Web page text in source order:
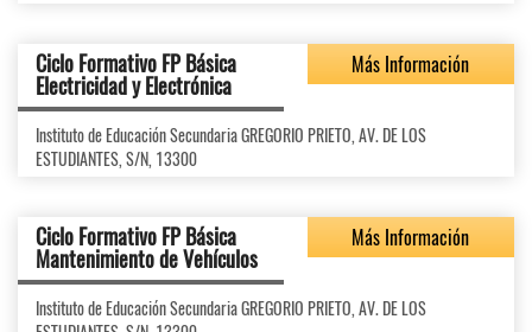
Ciclo Formativo FP Básica
Electricidad y Electrónica
Más Información
Instituto de Educación Secundaria GREGORIO PRIETO, AV. DE LOS
ESTUDIANTES, S/N, 13300
Ciclo Formativo FP Básica
Mantenimiento de Vehículos
Más Información
Instituto de Educación Secundaria GREGORIO PRIETO, AV. DE LOS